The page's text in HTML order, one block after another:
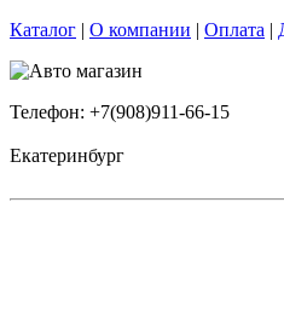
Каталог | О компании | Оплата |
Телефон: +7(908)911-66-15
Екатеринбург